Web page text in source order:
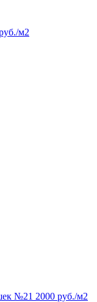
м2
№21 2000 руб./м2